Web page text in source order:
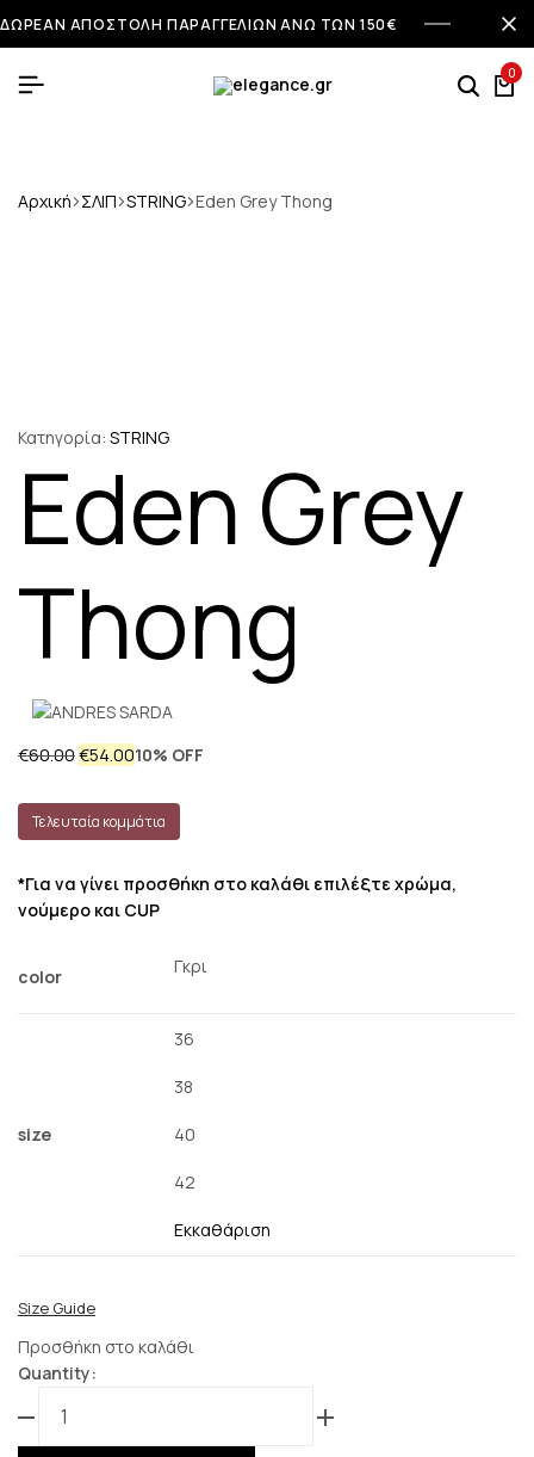
ΔΩΡΕΑΝ ΑΠΟΣΤΟΛΗ ΠΑΡΑΓΓΕΛΙΩΝ ΑΝΩ ΤΩΝ 150€
0
Αρχική ΣΛΙΠ STRING Eden Grey Thong
Κατηγορία: STRING
Eden Grey
Thong
€60.00€54.0010% OFF
Τελευταία κομμάτια
*Για να γίνει προσθήκη στο καλάθι επιλέξτε χρώμα,
νούμερο και CUP
color Γκρι
size
36
38
40
42
Εκκαθάριση
Size Guide
Προσθήκη στο καλάθι
Quantity: